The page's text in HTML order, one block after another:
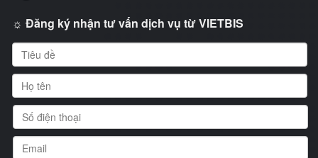
☼ Đăng ký nhận tư vấn dịch vụ từ VIETBIS